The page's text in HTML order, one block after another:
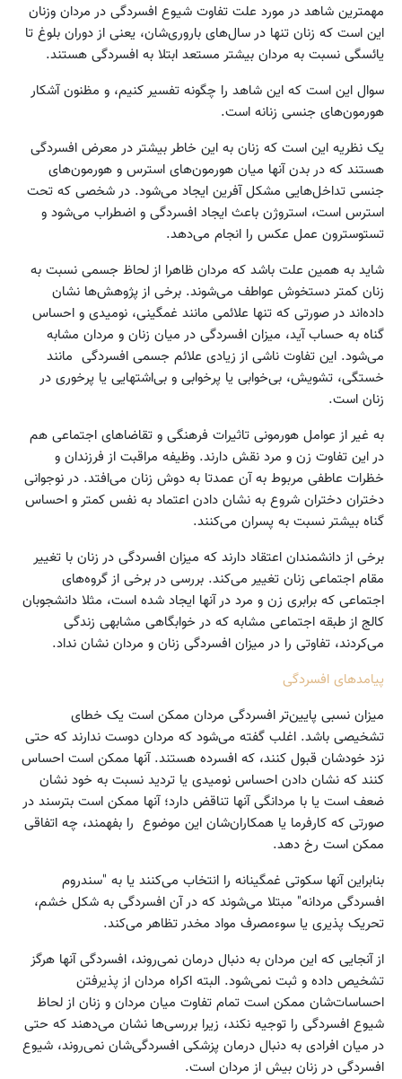
مهمترین شاهد در مورد علت تفاوت شیوع افسردگی در مردان وزنان
این است که زنان تنها در سال‌های باروری‌شان، یعنی از دوران بلوغ تا
یائسگی نسبت به مردان بیشتر مستعد ابتلا به افسردگی هستند.
سوال این است که این شاهد را چگونه تفسیر کنیم، و مظنون آشکار
هورمون‌های جنسی زنانه است.
یک نظریه این است که زنان به این خاطر بیشتر در معرض افسردگی
هستند که در بدن آنها میان هورمون‌های استرس و هورمون‌های
جنسی تداخل‌هایی مشکل آفرین ایجاد می‌شود. در شخصی که تحت
استرس است، استروژن باعث ایجاد افسردگی و اضطراب می‌شود و
تستوسترون عمل عکس را انجام می‌دهد.
شاید به همین علت باشد که مردان ظاهرا از لحاظ جسمی نسبت به
زنان کمتر دستخوش عواطف می‌شوند. برخی از پژوهش‌ها نشان
داده‌‌اند در صورتی که تنها علائمی مانند غمگینی، نومیدی و احساس
گناه به حساب آید، میزان افسردگی در میان زنان و مردان مشابه
می‌شود. این تفاوت ناشی از زیادی علائم جسمی افسردگی مانند
خستگی، تشویش، بی‌خوابی یا پرخوابی و بی‌‌اشتهایی یا پرخوری در
زنان است.
به غیر از عوامل هورمونی تاثیرات فرهنگی و تقاضاهای اجتماعی هم
در این تفاوت زن و مرد نقش دارند. وظیفه مراقبت از فرزندان و
خظرات عاطفی مربوط به آن عمدتا به دوش زنان می‌افتد. در نوجوانی
دختران دختران شروع به نشان دادن اعتماد به نفس کمتر و احساس
گناه بیشتر نسبت به پسران می‌کنند.
برخی از دانشمندان اعتقاد دارند که میزان افسردگی در زنان با تغییر
مقام اجتماعی زنان تغییر می‌کند. بررسی در برخی از گروه‌های
اجتماعی که برابری زن و مرد در آنها ایجاد شده است، مثلا دانشجوبان
کالج از طبقه اجتماعی مشابه که در خوابگاهی مشابهی زندگی
می‌کردند، تفاوتی را در میزان افسردگی زنان و مردان نشان نداد.
پیامدهای افسردگی
میزان نسبی پایین‌تر افسردگی مردان ممکن است یک خطای
تشخیصی باشد. اغلب گفته می‌شود که مردان دوست ندارند که حتی
نزد خودشان قبول کنند، که افسرده هستند. آنها ممکن است احساس
کنند که نشان دادن احساس نومیدی یا تردید نسبت به خود نشان
ضعف است یا با مردانگی آنها تناقض دارد؛ آنها ممکن است بترسند در
صورتی که کارفرما یا همکاران‌شان این موضوع را بفهمند، چه اتفاقی
ممکن است رخ دهد.
بنابراین آنها سکوتی غمگینانه را انتخاب می‌کنند یا به "سندروم
افسردگی مردانه" مبتلا می‌شوند که در آن افسردگی به شکل خشم،
تحریک پذیری یا سوءمصرف مواد مخدر تظاهر می‌کند.
از آنجایی که این مردان به دنبال درمان نمی‌روند، افسردگی آنها هرگز
تشخیص داده و ثبت نمی‌شود. البته اکراه مردان از پذیرفتن
احساسات‌شان ممکن است تمام تفاوت میان مردان و زنان از لحاظ
شیوع افسردگی را توجیه نکند، زیرا بررسی‌ها نشان می‌دهند که حتی
در میان افرادی به دنبال درمان پزشکی افسردگی‌شان نمی‌روند، شیوع
افسردگی در زنان بیش از مردان است.